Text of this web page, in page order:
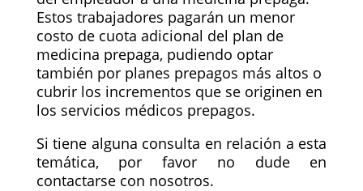
Estos trabajadores pagarán un menor
costo de cuota adicional del plan de
medicina prepaga, pudiendo optar
también por planes prepagos más altos o
cubrir los incrementos que se originen en
los servicios médicos prepagos.
Si tiene alguna consulta en relación a esta
temática, por favor no dude en
contactarse con nosotros.